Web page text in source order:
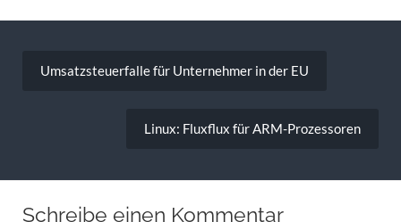
Umsatzsteuerfalle für Unternehmer in der EU
Linux: Fluxflux für ARM-Prozessoren
Schreibe einen Kommentar